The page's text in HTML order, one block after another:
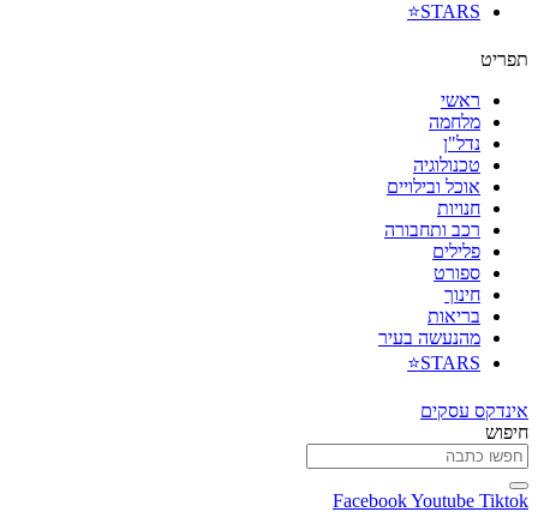
STARS⭐
תפריט
ראשי
מלחמה
נדל"ן
טכנולוגיה
אוכל ובילויים
חנויות
רכב ותחבורה
פלילים
ספורט
חינוך
בריאות
מהנעשה בעיר
STARS⭐
אינדקס עסקים
חיפוש
FacebookYoutube Tiktok